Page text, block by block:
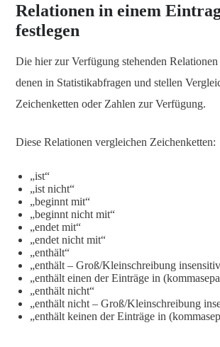
Relationen in einem
festlegen
Die hier zur Verfügung stehenden
denen in Statistikabfragen und stellen
Zeichenketten oder Zahlen zur Verfügung.
Diese Relationen vergleichen Zeichenketten:
„ist“
„ist nicht“
„beginnt mit“
„beginnt nicht mit“
„endet mit“
„endet nicht mit“
„enthält“
„enthält – Groß/Kleinschreibung
„enthält einen der Einträge in
„enthält nicht“
„enthält nicht – Groß/Kleinschreibung
„enthält keinen der Einträge in